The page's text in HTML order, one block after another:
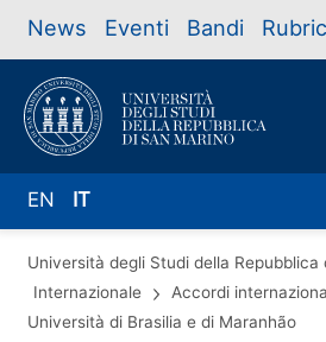
News Eventi Bandi
EN IT
Università degli Studi della Repubblica
Internazionale
Accordi
Università di Brasilia e di Maranhão